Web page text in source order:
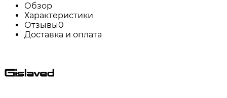
Обзор
Характеристики
Отзывы0
Доставка и оплата